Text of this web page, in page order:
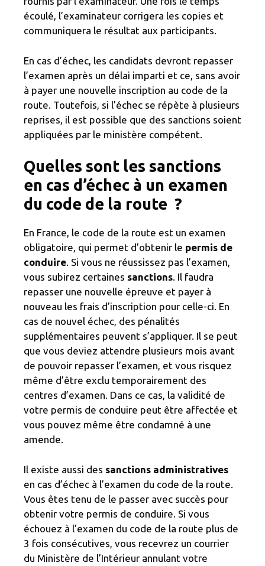
écoulé, l’examinateur corrigera les copies et
communiquera le résultat aux participants.
En cas d’échec, les candidats devront repasser
l’examen après un délai imparti et ce, sans avoir
à payer une nouvelle inscription au code de la
route. Toutefois, si l’échec se répète à plusieurs
reprises, il est possible que des sanctions soient
appliquées par le ministère compétent.
Quelles sont les sanctions
en cas d’échec à un examen
du code de la route ?
En France, le code de la route est un examen
obligatoire, qui permet d’obtenir le permis de
conduire. Si vous ne réussissez pas l’examen,
vous subirez certaines sanctions. Il faudra
repasser une nouvelle épreuve et payer à
nouveau les frais d’inscription pour celle-ci. En
cas de nouvel échec, des pénalités
supplémentaires peuvent s’appliquer. Il se peut
que vous deviez attendre plusieurs mois avant
de pouvoir repasser l’examen, et vous risquez
même d’être exclu temporairement des
centres d’examen. Dans ce cas, la validité de
votre permis de conduire peut être affectée et
vous pouvez même être condamné à une
amende.
Il existe aussi des sanctions administratives
en cas d’échec à l’examen du code de la route.
Vous êtes tenu de le passer avec succès pour
obtenir votre permis de conduire. Si vous
échouez à l’examen du code de la route plus de
3 fois consécutives, vous recevrez un courrier
du Ministère de l’Intérieur annulant votre